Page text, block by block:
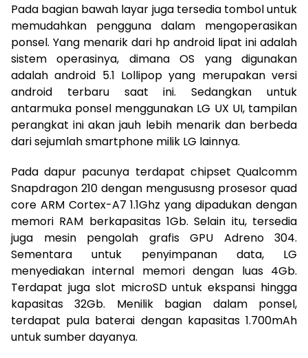
Pada bagian bawah layar juga tersedia tombol untuk
memudahkan pengguna dalam mengoperasikan
ponsel. Yang menarik dari hp android lipat ini adalah
sistem operasinya, dimana OS yang digunakan
adalah android 5.1 Lollipop yang merupakan versi
android terbaru saat ini. Sedangkan untuk
antarmuka ponsel menggunakan LG UX UI, tampilan
perangkat ini akan jauh lebih menarik dan berbeda
dari sejumlah smartphone milik LG lainnya.
Pada dapur pacunya terdapat chipset Qualcomm
Snapdragon 210 dengan mengususng prosesor quad
core ARM Cortex-A7 1.1Ghz yang dipadukan dengan
memori RAM berkapasitas 1Gb. Selain itu, tersedia
juga mesin pengolah grafis GPU Adreno 304.
Sementara untuk penyimpanan data, LG
menyediakan internal memori dengan luas 4Gb.
Terdapat juga slot microSD untuk ekspansi hingga
kapasitas 32Gb. Menilik bagian dalam ponsel,
terdapat pula baterai dengan kapasitas 1.700mAh
untuk sumber dayanya.